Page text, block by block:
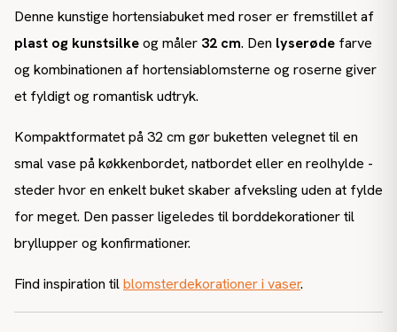
Denne kunstige hortensiabuket med roser er fremstillet af
plast og kunstsilkeog måler 32 cm. Den lyserøde farve
og kombinationen af hortensiablomsterne og roserne giver
et fyldigt og romantisk udtryk.
Kompaktformatet på 32 cm gør buketten velegnet til en
smal vase på køkkenbordet, natbordet eller en reolhylde -
steder hvor en enkelt buket skaber afveksling uden at fylde
for meget. Den passer ligeledes til borddekorationer til
bryllupper og konfirmationer.
Find inspiration tilblomsterdekorationer i vaser.